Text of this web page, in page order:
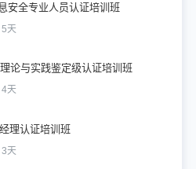
安全专业人员认证培训班
天
论与实践鉴定级认证培训班
天
理认证培训班
天